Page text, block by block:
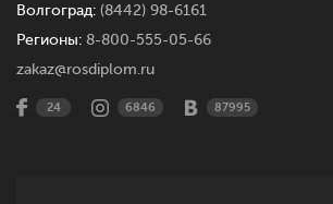
Волгоград: (8442) 98-6161
Регионы: 8-800-555-05-66
zakaz@rosdiplom.ru
24 6846 87995